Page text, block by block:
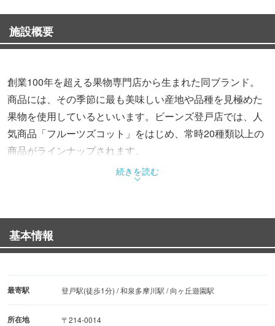
施設概要
創業100年を超える果物専門店から生まれた同ブランド。
商品には、その季節に最も美味しい産地や品種を見極めた
果物を使用しているといいます。ビーンズ登戸店では、人
気商品「フルーツズコット」をはじめ、常時20種類以上の
商品がラインナップされます。
続きを読む
基本情報
最寄駅 登戸駅(徒歩1分) / 和泉多摩川駅 / 向ヶ丘遊園駅
所在地
〒214-0014